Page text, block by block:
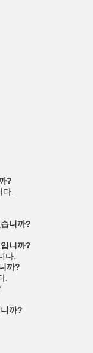
?
.
니까?
니까?
다.
까?
.
까?